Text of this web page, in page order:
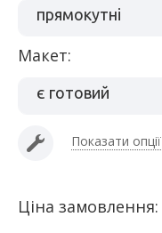
прямокутні
макет:
є готовий
Показати опції
Ціна замовлення: